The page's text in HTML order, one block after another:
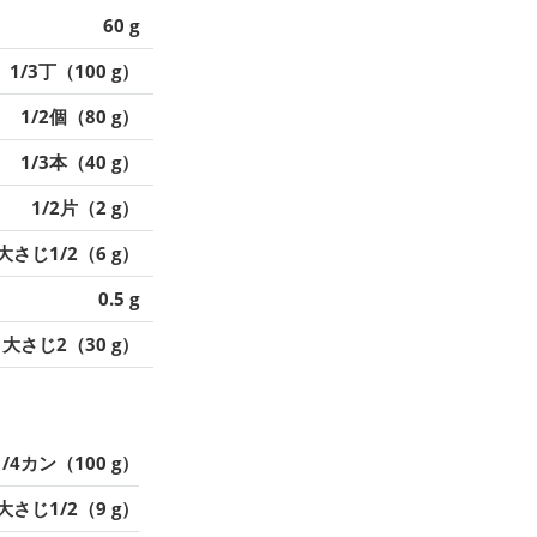
60 g
1/3丁（100 g）
1/2個（80 g）
1/3本（40 g）
1/2片（2 g）
さじ1/2（6 g）
0.5 g
大さじ2（30 g）
4カン（100 g）
さじ1/2（9 g）